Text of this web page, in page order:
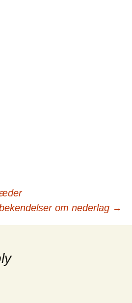
om nederlag →